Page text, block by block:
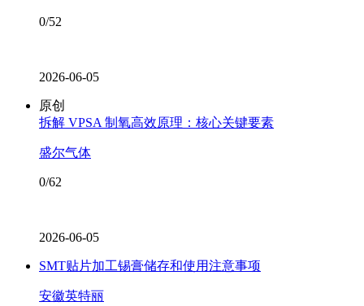
0/52
2026-06-05
原创
拆解 VPSA 制氧高效原理：核心关键要素
盛尔气体
0/62
2026-06-05
SMT贴片加工锡膏储存和使用注意事项
安徽英特丽